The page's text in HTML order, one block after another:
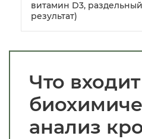
витамин D3, раздельный
результат)
Что
анализ